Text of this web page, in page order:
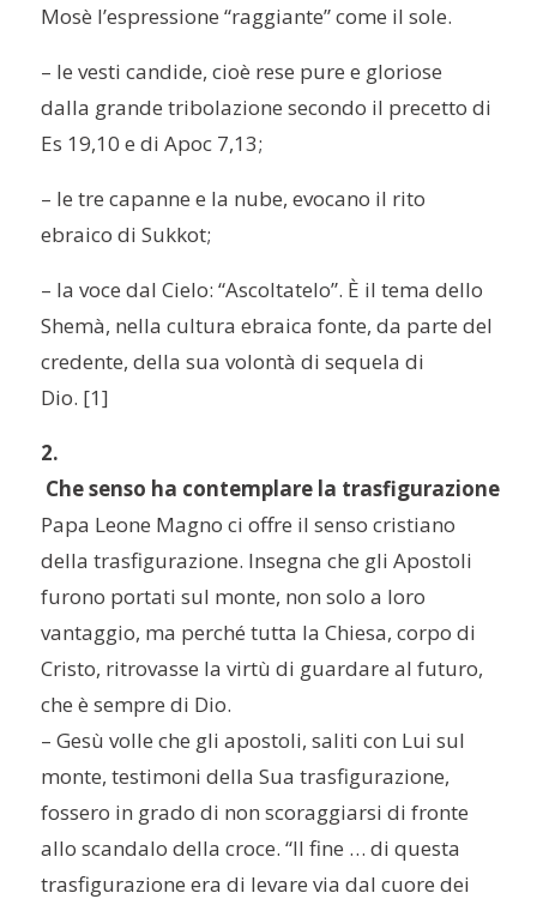
Mosè l’espressione “raggiante” come il sole.
– le vesti candide, cioè rese pure e gloriose
dalla grande tribolazione secondo il precetto di
Es 19,10 e di Apoc 7,13;
– le tre capanne e la nube, evocano il rito
ebraico di Sukkot;
– la voce dal Cielo: “Ascoltatelo”. È il tema dello
Shemà, nella cultura ebraica fonte, da parte del
credente, della sua volontà di sequela di
Dio. [1]
2.
Che senso ha contemplare la trasfigurazione
Papa Leone Magno ci offre il senso cristiano
della trasfigurazione. Insegna che gli Apostoli
furono portati sul monte, non solo a loro
vantaggio, ma perché tutta la Chiesa, corpo di
Cristo, ritrovasse la virtù di guardare al futuro,
che è sempre di Dio.
– Gesù volle che gli apostoli, saliti con Lui sul
monte, testimoni della Sua trasfigurazione,
fossero in grado di non scoraggiarsi di fronte
allo scandalo della croce. “Il fine … di questa
trasfigurazione era di levare via dal cuore dei